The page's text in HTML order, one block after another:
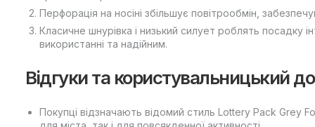
Перфорація на носіні збільшує повітрообмін,
Класичне шнурівка і низький силует роблять посадку
використанні та надійним.
Відгуки та користувальницький
Покупці відзначають відомий стиль Lottery Pack Grey